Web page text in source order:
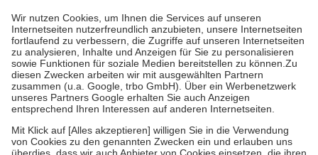
höchstens zehn Euro.
Es sind jedoch nie mehr als die tatsächlichen
Kosten der Leistung zu entrichten.
Diese Regeln gelten grundsätzlich auch für Online-Apotheken.
Bei Heilmitteln und häuslicher Krankenpflege beträgt die
Zuzahlung zehn Prozent der Kosten sowie zehn Euro je
Verordnung.
Um das Engagement der Versicherten für ihre eigene Gesundheit zu
stärken und die besondere Stellung der Familie zu unterstützen,
fallenkeine Zuzahlungenan bei:
• Kindern und Jugendlichen bis zum vollendeten 18. Lebensjahr